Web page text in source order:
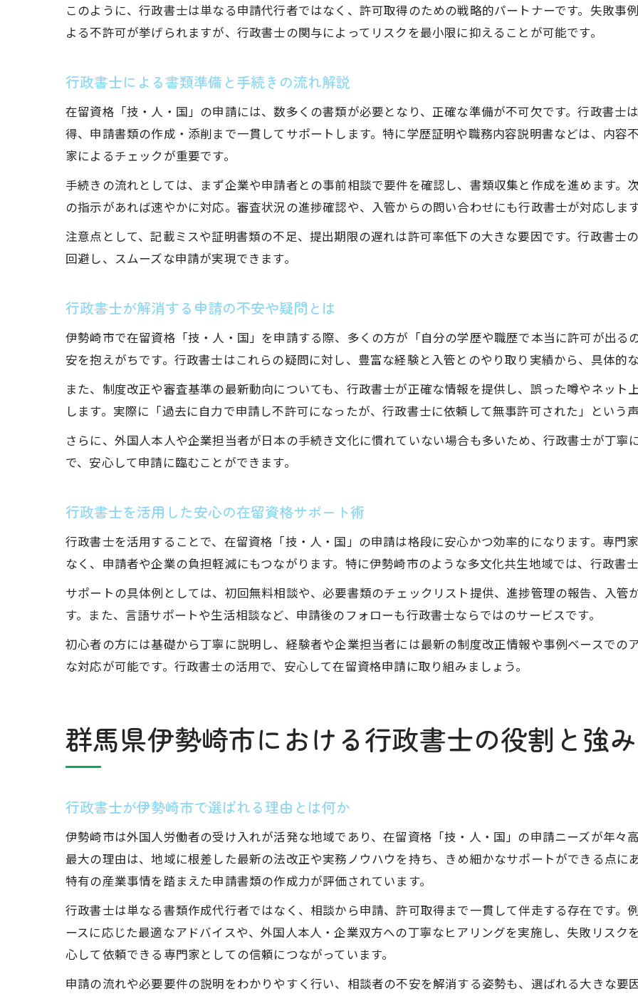
行政書士選びが申請成功率に及ぼす影響とは
信頼できる行政書士との出会い方を解説
報酬とサポート内容で知る行政書士の価値
行政書士に依頼する際の費用と得られる安心
行政書士のサポート内容で比べる選択ポイント
このように、行政書士は単なる申請代行者ではなく、許可取得のための戦略的パートナーです。失敗事
よる不許可が挙げられますが、行政書士の関与によってリスクを最小限に抑えることが可能です。
行政書士による書類準備と手続きの流れ解説
在留資格「技・人・国」の申請には、数多くの書類が必要となり、正確な準備が不可欠です。行政書士
得、申請書類の作成・添削まで一貫してサポートします。特に学歴証明や職務内容説明書などは、内容
家によるチェックが重要です。
手続きの流れとしては、まず企業や申請者との事前相談で要件を確認し、書類収集と作成を進めます。
の指示があれば速やかに対応。審査状況の進捗確認や、入管からの問い合わせにも行政書士が対応しま
注意点として、記載ミスや証明書類の不足、提出期限の遅れは許可率低下の大きな要因です。行政書士
回避し、スムーズな申請が実現できます。
行政書士が解消する申請の不安や疑問とは
伊勢崎市で在留資格「技・人・国」を申請する際、多くの方が「自分の学歴や職歴で本当に許可が出
安を抱えがちです。行政書士はこれらの疑問に対し、豊富な経験と入管とのやり取り実績から、具体的
また、制度改正や審査基準の最新動向についても、行政書士が正確な情報を提供し、誤った噂やネッ
します。実際に「過去に自力で申請し不許可になったが、行政書士に依頼して無事許可された」という
さらに、外国人本人や企業担当者が日本の手続き文化に慣れていない場合も多いため、行政書士が丁
で、安心して申請に臨むことができます。
行政書士を活用した安心の在留資格サポート術
行政書士を活用することで、在留資格「技・人・国」の申請は格段に安心かつ効率的になります。専門
なく、申請者や企業の負担軽減にもつながります。特に伊勢崎市のような多文化共生地域では、行政書
サポートの具体例としては、初回無料相談や、必要書類のチェックリスト提供、進捗管理の報告、入
す。また、言語サポートや生活相談など、申請後のフォローも行政書士ならではのサービスです。
初心者の方には基礎から丁寧に説明し、経験者や企業担当者には最新の制度改正情報や事例ベースでの
な対応が可能です。行政書士の活用で、安心して在留資格申請に取り組みましょう。
群馬県伊勢崎市における行政書士の役割と強み
行政書士が伊勢崎市で選ばれる理由とは何か
伊勢崎市は外国人労働者の受け入れが活発な地域であり、在留資格「技・人・国」の申請ニーズが年々
最大の理由は、地域に根差した最新の法改正や実務ノウハウを持ち、きめ細かなサポートができる点に
特有の産業事情を踏まえた申請書類の作成力が評価されています。
行政書士は単なる書類作成代行者ではなく、相談から申請、許可取得まで一貫して伴走する存在です。
ースに応じた最適なアドバイスや、外国人本人・企業双方への丁寧なヒアリングを実施し、失敗リスク
心して依頼できる専門家としての信頼につながっています。
申請の流れや必要要件の説明をわかりやすく行い、相談者の不安を解消する姿勢も、選ばれる大きな要
お問い合わせはこちら
お問い合わせはこちら